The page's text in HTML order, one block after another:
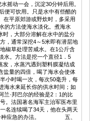
动一会，沉淀30分钟后用。
可饮用。只是水中有些醋的
平原郊游或野炊时，多采用
方法使海水淡化。煮海水
，大部分溶解在水中的盐分
，通常深挖4～5米即有潜层地
椒草处理苦咸水。在1公斤含
。方法是挖一个直径1．5
发，水蒸汽遇到塑料膜凝结成
量的四倍，喝了海水会使体
小时喝一次，每次50毫升，每
水来延长你的供水时间；如
兰·邦巴尔的经验是2：1的比
。法国著名海军主治军医布里
名连续喝了34天，他在头两天
是一种应急的办法。 五、